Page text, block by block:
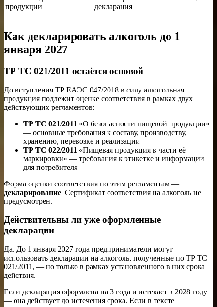
продукции
декларация
Как декларировать алкоголь до 1
января 2027
ТР ТС 021/2011 остаётся основой
До вступления ТР ЕАЭС 047/2018 в силу алкогольная
продукция подлежит оценке соответствия в рамках двух
действующих регламентов:
ТР ТС 021/2011 «О безопасности пищевой продукции»
— основные требования к составу, производству,
хранению, перевозке и реализации
ТР ТС 022/2011 «Пищевая продукция в части её
маркировки» — требования к этикетке и информации
для потребителя
Форма оценки соответствия по этим регламентам —
декларирование. Сертификат соответствия на алкоголь не
предусмотрен.
Действительны ли уже оформленные
декларации
Да. До 1 января 2027 года предприниматели могут
использовать декларации на алкоголь, полученные по ТР ТС
021/2011, — но только в рамках установленного в них срока
действия.
Если декларация оформлена на 3 года и истекает в 2028 году
— она действует до истечения срока. Если в тексте